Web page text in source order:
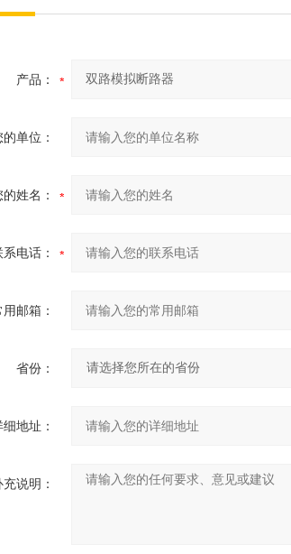
产品：
的单位：
的姓名：
系电话：
用邮箱：
省份：
细地址：
充说明：